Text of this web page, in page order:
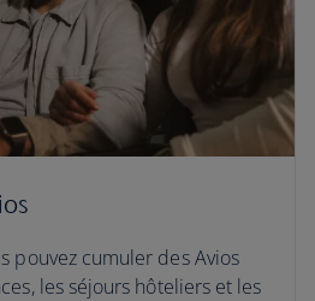
pouvez cumuler des Avios
les séjours hôteliers et les